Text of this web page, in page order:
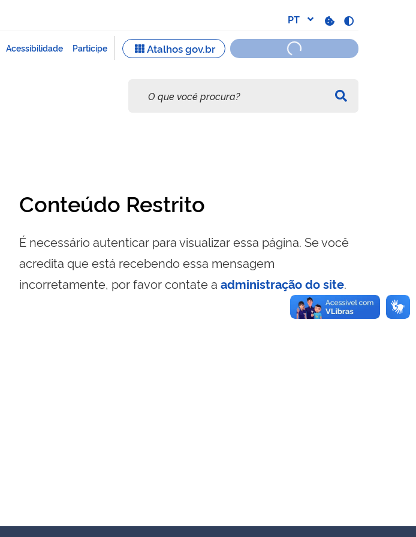
Conteúdo Restrito
É necessário autenticar para visualizar essa página. Se você
acredita que está recebendo essa mensagem
incorretamente, por favor contate a administração do site.